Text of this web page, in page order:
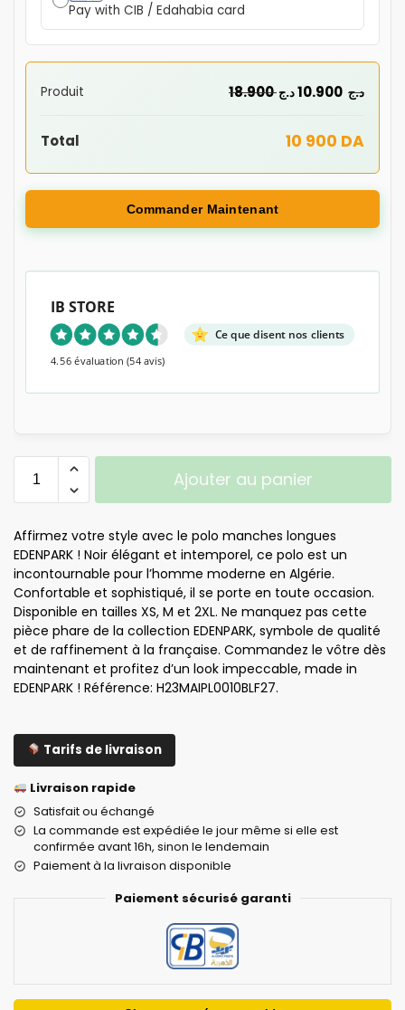
Pay with CIB / Edahabia card
Produit 18.900 د.ج 10.900د.ج
Total 10 900 DA
Commander Maintenant
IB STORE
Ce que disent nos clients
4.56 évaluation (54 avis)
Ajouter au panier
Affirmez votre style avec le polo manches longues
EDENPARK ! Noir élégant et intemporel, ce polo est un
incontournable pour l’homme moderne en Algérie.
Confortable et sophistiqué, il se porte en toute occasion.
Disponible en tailles XS, M et 2XL. Ne manquez pas cette
pièce phare de la collection EDENPARK, symbole de qualité
et de raffinement à la française. Commandez le vôtre dès
maintenant et profitez d’un look impeccable, made in
EDENPARK ! Référence: H23MAIPL0010BLF27.
Tarifs de livraison
Livraison rapide
Satisfait ou échangé
La commande est expédiée le jour même si elle est
confirmée avant 16h, sinon le lendemain
Paiement à la livraison disponible
Paiement sécurisé garanti